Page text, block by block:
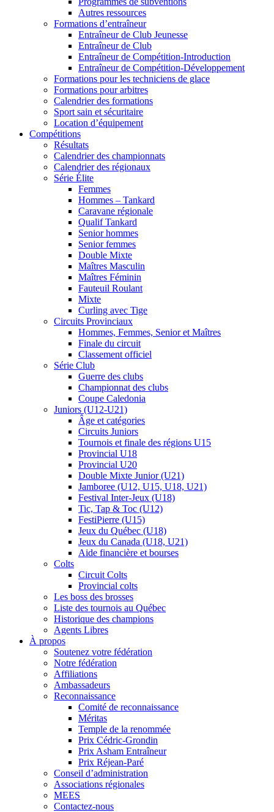
Autres ressources
Formations d’entraîneur
Entraîneur de Club Jeunesse
Entraîneur de Club
Entraîneur de Compétition-Introduction
Entraîneur de Compétition-Développement
Formations pour les techniciens de glace
Formations pour arbitres
Calendrier des formations
Sport sain et sécuritaire
Location d’équipement
Compétitions
Résultats
Calendrier des championnats
Calendrier des régionaux
Série Élite
Femmes
Hommes – Tankard
Caravane régionale
Qualif Tankard
Senior hommes
Senior femmes
Double Mixte
Maîtres Masculin
Maîtres Féminin
Fauteuil Roulant
Mixte
Curling avec Tige
Circuits Provinciaux
Hommes, Femmes, Senior et Maîtres
Finale du circuit
Classement officiel
Série Club
Guerre des clubs
Championnat des clubs
Coupe Caledonia
Juniors (U12-U21)
Âge et catégories
Circuits Juniors
Tournois et finale des régions U15
Provincial U18
Provincial U20
Double Mixte Junior (U21)
Jamboree (U12, U15, U18, U21)
Festival Inter-Jeux (U18)
Tic, Tap & Toc (U12)
FestiPierre (U15)
Jeux du Québec (U18)
Jeux du Canada (U18, U21)
Aide financière et bourses
Colts
Circuit Colts
Provincial colts
Les boss des brosses
Liste des tournois au Québec
Historique des champions
Agents Libres
À propos
Soutenez votre fédération
Notre fédération
Affiliations
Ambassadeurs
Reconnaissance
Comité de reconnaissance
Méritas
Temple de la renommée
Prix Cédric-Grondin
Prix Asham Entraîneur
Prix Réjean-Paré
Conseil d’administration
Associations régionales
MEES
Contactez-nous